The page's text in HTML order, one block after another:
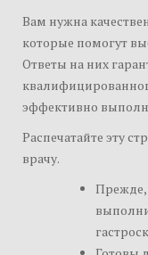
Вам нужна
которые помогут
Ответы на них
эффективно
Распечатайте эту
врачу.
Прежде,